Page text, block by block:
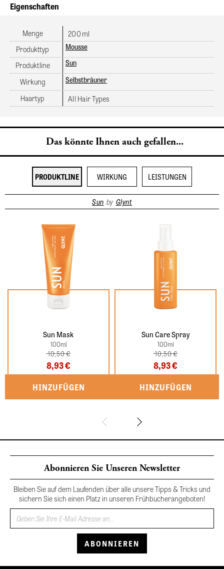
Eigenschaften
Menge 200ml
Produkttyp
Mousse
Produktline Sun
Wirkung Selbstbräuner
Haartyp All Hair Types
Das könnte Ihnen auch gefallen...
PRODUKTLINE WIRKUNG LEISTUNGEN
Sun by Glynt
Sun Mask
100ml
10,50 €
8,93 €
Sun Care Spray
100ml
10,50 €
8,93 €
Abonnieren Sie Unseren Newsletter
Bleiben Sie auf dem Laufenden über alle unsere Tipps & Tricks und
sichern Sie sich einen Platz in unseren Frühbucherangeboten!